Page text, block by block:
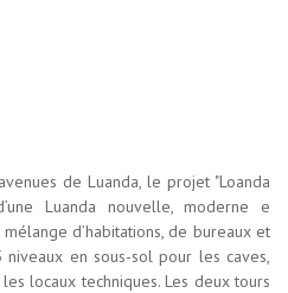
de Luanda, le projet "Loanda
Luanda nouvelle, moderne e
d’habitations, de bureaux et
en sous-sol pour les caves,
locaux techniques. Les deux tours